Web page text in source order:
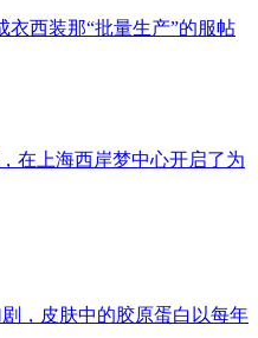
西装那“批量生产”的服帖
在上海西岸梦中心开启了为
，皮肤中的胶原蛋白以每年